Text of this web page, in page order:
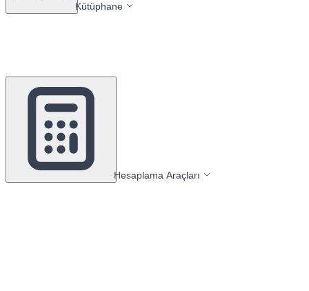
Kütüphane
Hesaplama Araçları